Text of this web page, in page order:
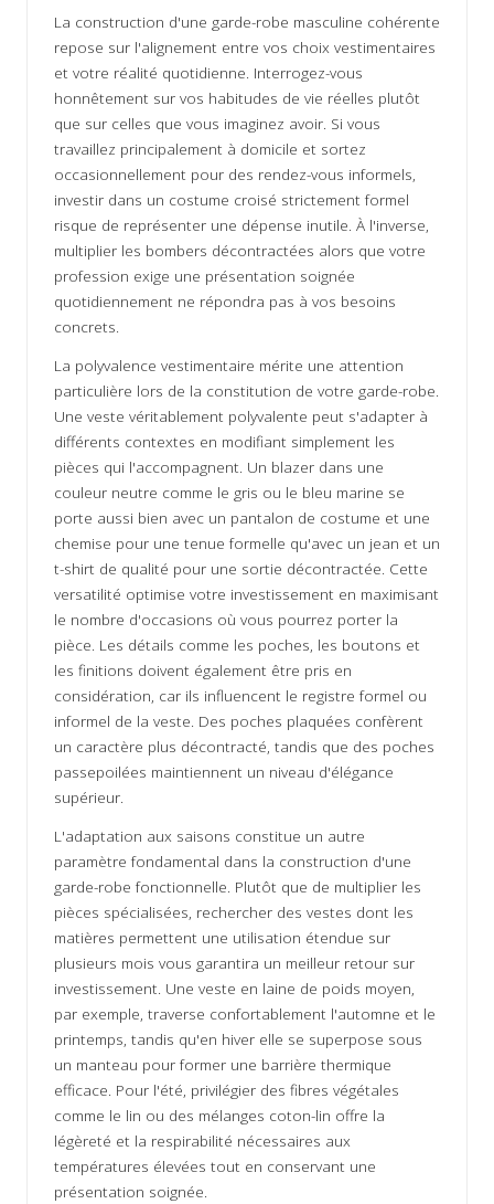
La construction d'une garde-robe masculine cohérente
repose sur l'alignement entre vos choix vestimentaires
et votre réalité quotidienne. Interrogez-vous
honnêtement sur vos habitudes de vie réelles plutôt
que sur celles que vous imaginez avoir. Si vous
travaillez principalement à domicile et sortez
occasionnellement pour des rendez-vous informels,
investir dans un costume croisé strictement formel
risque de représenter une dépense inutile. À l'inverse,
multiplier les bombers décontractées alors que votre
profession exige une présentation soignée
quotidiennement ne répondra pas à vos besoins
concrets.
La polyvalence vestimentaire mérite une attention
particulière lors de la constitution de votre garde-robe.
Une veste véritablement polyvalente peut s'adapter à
différents contextes en modifiant simplement les
pièces qui l'accompagnent. Un blazer dans une
couleur neutre comme le gris ou le bleu marine se
porte aussi bien avec un pantalon de costume et une
chemise pour une tenue formelle qu'avec un jean et un
t-shirt de qualité pour une sortie décontractée. Cette
versatilité optimise votre investissement en maximisant
le nombre d'occasions où vous pourrez porter la
pièce. Les détails comme les poches, les boutons et
les finitions doivent également être pris en
considération, car ils influencent le registre formel ou
informel de la veste. Des poches plaquées confèrent
un caractère plus décontracté, tandis que des poches
passepoilées maintiennent un niveau d'élégance
supérieur.
L'adaptation aux saisons constitue un autre
paramètre fondamental dans la construction d'une
garde-robe fonctionnelle. Plutôt que de multiplier les
pièces spécialisées, rechercher des vestes dont les
matières permettent une utilisation étendue sur
plusieurs mois vous garantira un meilleur retour sur
investissement. Une veste en laine de poids moyen,
par exemple, traverse confortablement l'automne et le
printemps, tandis qu'en hiver elle se superpose sous
un manteau pour former une barrière thermique
efficace. Pour l'été, privilégier des fibres végétales
comme le lin ou des mélanges coton-lin offre la
légèreté et la respirabilité nécessaires aux
températures élevées tout en conservant une
présentation soignée.